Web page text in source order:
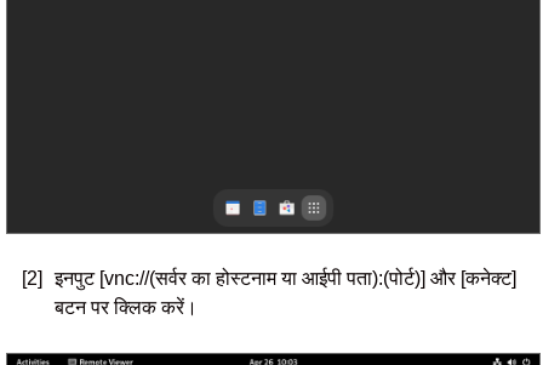
[2]
इनपुट [vnc://(सर्वर का होस्टनाम या आईपी पता):(पोर्ट)] और [कनेक्ट]
बटन पर क्लिक करें।